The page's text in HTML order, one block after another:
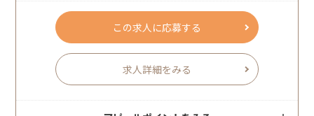
この求人に応募する
求人詳細をみる